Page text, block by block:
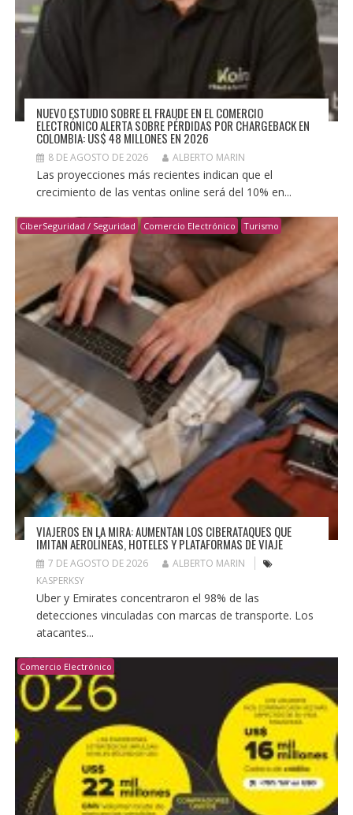
NUEVO ESTUDIO SOBRE EL FRAUDE EN EL COMERCIO
ELECTRÓNICO ALERTA SOBRE PÉRDIDAS POR CHARGEBACK EN
COLOMBIA: US$ 48 MILLONES EN 2026
8 DE AGOSTO DE 2026 ALBERTO MARIN
Las proyecciones más recientes indican que el
crecimiento de las ventas online será del 10% en...
CiberSeguridad / Seguridad Comercio Electrónico Turismo
VIAJEROS EN LA MIRA: AUMENTAN LOS CIBERATAQUES QUE
IMITAN AEROLÍNEAS, HOTELES Y PLATAFORMAS DE VIAJE
7 DE AGOSTO DE 2026
ALBERTO MARIN
KASPERKSY
Uber y Emirates concentraron el 98% de las
detecciones vinculadas con marcas de transporte. Los
atacantes...
Comercio Electrónico